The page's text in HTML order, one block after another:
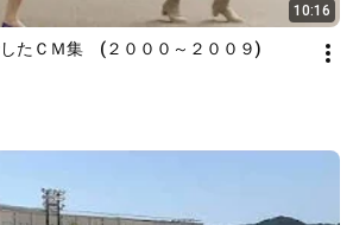
10:16
たＣＭ集　(２０００～２００９)